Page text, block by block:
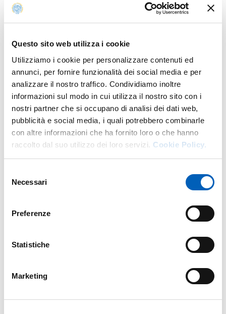
Questo sito web utilizza i cookie
Utilizziamo i cookie per personalizzare contenuti ed
annunci, per fornire funzionalità dei social media e per
analizzare il nostro traffico. Condividiamo inoltre
informazioni sul modo in cui utilizza il nostro sito con i
nostri partner che si occupano di analisi dei dati web,
pubblicità e social media, i quali potrebbero combinarle
con altre informazioni che ha fornito loro o che hanno
raccolto dal suo utilizzo dei loro servizi. Cookie Policy.
delNecessari
Preferenze
Statistiche
Marketing
Modalità di accesso
In presenza: Ingresso libero fino esaurimento posti
Per info
Organizzazione
Centro Studi e Archivio della Comunicazione